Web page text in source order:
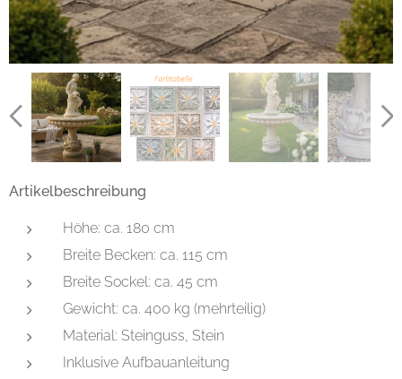
Artikelbeschreibung
Höhe: ca. 180 cm
Breite Becken: ca. 115 cm
Breite Sockel: ca. 45 cm
Gewicht: ca. 400 kg (mehrteilig)
Material: Steinguss, Stein
Inklusive Aufbauanleitung